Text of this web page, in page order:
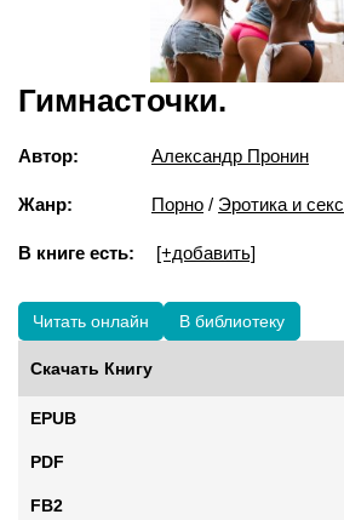
Гимнасточки.
Автор: Александр Пронин
Жанр: Порно / Эротика и секс
В книге есть: [+добавить]
Читать онлайн В библиотеку
Скачать Книгу
EPUB
PDF
FB2